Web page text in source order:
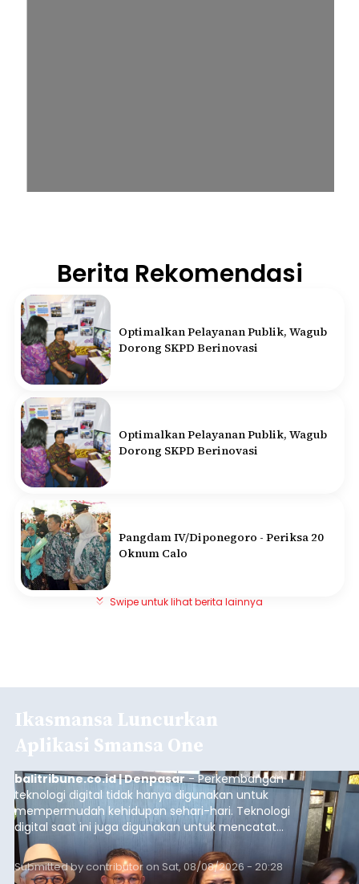
Berita Rekomendasi
Optimalkan Pelayanan Publik, Wagub
Dorong SKPD Berinovasi
Optimalkan Pelayanan Publik, Wagub
Dorong SKPD Berinovasi
Pangdam IV/Diponegoro - Periksa 20
Oknum Calo
Swipe untuk lihat berita lainnya
Ikasmansa Luncurkan
Aplikasi Smansa One
balitribune.co.id | Denpasar- Perkembangan
teknologi digital tidak hanya digunakan untuk
mempermudah kehidupan sehari-hari. Teknologi
digital saat ini juga digunakan untuk mencatat
dan mengelola data base alumni dari suatu
sekolah, salah satunya adalah alumni SMA 1
Denpasar.
Submitted bycontributoron Sat, 08/08/2026 - 20:28